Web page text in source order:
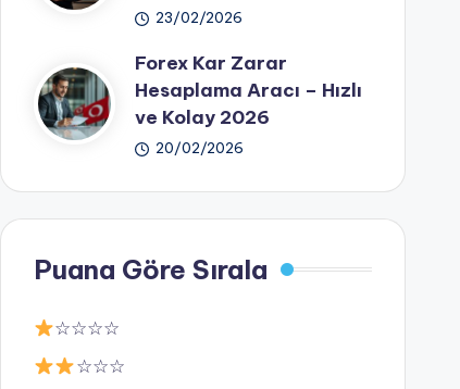
23/02/2026
Forex Kar Zarar
Hesaplama Aracı – Hızlı
ve Kolay 2026
20/02/2026
Puana Göre Sırala
☆☆☆☆
☆☆☆